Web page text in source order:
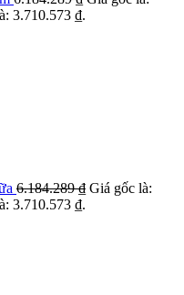
3.710.573 ₫.
6.184.289₫ Giá gốc là:
3.710.573 ₫.